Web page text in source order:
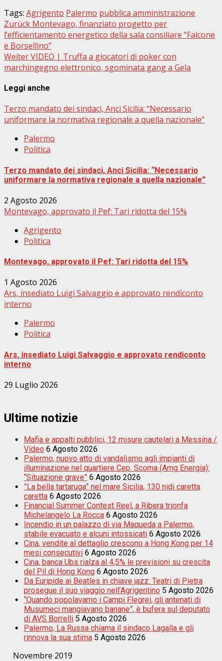
Tags: Agrigento Palermo pubblica amministrazione
Beitragsnavigation
Zurück Montevago, finanziato progetto per
l’efficientamento energetico della sala consiliare “Falcone
e Borsellino”
WeiterVIDEO | Truffa a giocatori di poker con
marchingegno elettronico, sgominata gang a Gela
Leggi anche
Terzo mandato dei sindaci, Anci Sicilia: “Necessario
uniformare la normativa regionale a quella nazionale”
Palermo
Politica
Terzo mandato dei sindaci, Anci Sicilia: “Necessario
uniformare la normativa regionale a quella nazionale”
2 Agosto 2026
Montevago, approvato il Pef: Tari ridotta del 15%
Agrigento
Politica
Montevago, approvato il Pef: Tari ridotta del 15%
1 Agosto 2026
Ars, insediato Luigi Salvaggio e approvato rendiconto
interno
Palermo
Politica
Ars, insediato Luigi Salvaggio e approvato rendiconto
interno
29 Luglio 2026
Ultime notizie
Mafia e appalti pubblici, 12 misure cautelari a Messina /
Video 6 Agosto 2026
Palermo, nuovo atto di vandalismo agli impianti di
illuminazione nel quartiere Cep. Scoma (Amg Energia):
“Situazione grave” 6 Agosto 2026
”La bella tartaruga” nel mare Sicilia, 130 nidi caretta
caretta 6 Agosto 2026
Financial Summer Contest Reel, a Ribera trionfa
Michelangelo La Rocca 6 Agosto 2026
Incendio in un palazzo di via Maqueda a Palermo,
stabile evacuato e alcuni intossicati 6 Agosto 2026
Cina, vendite al dettaglio crescono a Hong Kong per 14
mesi consecutivi 6 Agosto 2026
Cina, banca Ubs rialza al 4,5% le previsioni su crescita
del Pil di Hong Kong 6 Agosto 2026
Da Euripide ai Beatles in chiave jazz: Teatri di Pietra
prosegue il suo viaggio nell’Agrigentino 5 Agosto 2026
“Quando popolavamo i Campi Flegrei, gli antenati di
Musumeci mangiavano banane”, è bufera sul deputato
di AVS Borrelli 5 Agosto 2026
Palermo, La Russa chiama il sindaco Lagalla e gli
rinnova la sua stima 5 Agosto 2026
Novembre 2019